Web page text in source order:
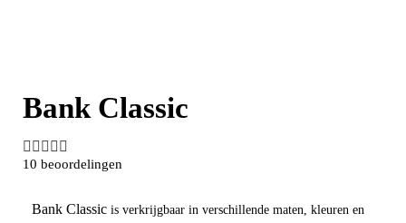
Bank Classic
    
10 beoordelingen
Bank Classic is verkrijgbaar in verschillende maten, kleuren en